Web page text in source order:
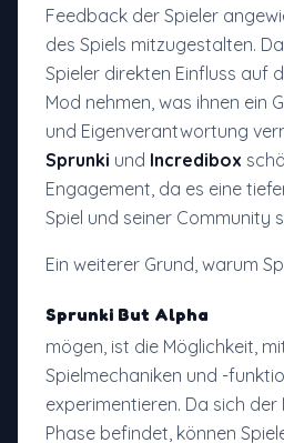
Feedback der Spieler
des Spiels mitzugestalten.
Spieler direkten Einfluss auf
Mod nehmen, was ihnen ein
und Eigenverantwortung
Sprunki und Incredibox
Engagement, da es eine
Spiel und seiner Community
Ein weiterer Grund, warum
Sprunki But Alpha
mögen, ist die Möglichkeit,
Spielmechaniken und -
experimentieren. Da sich
Phase befindet, können